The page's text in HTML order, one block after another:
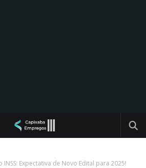
INSS: Expectativa de Novo Edital para 2025!